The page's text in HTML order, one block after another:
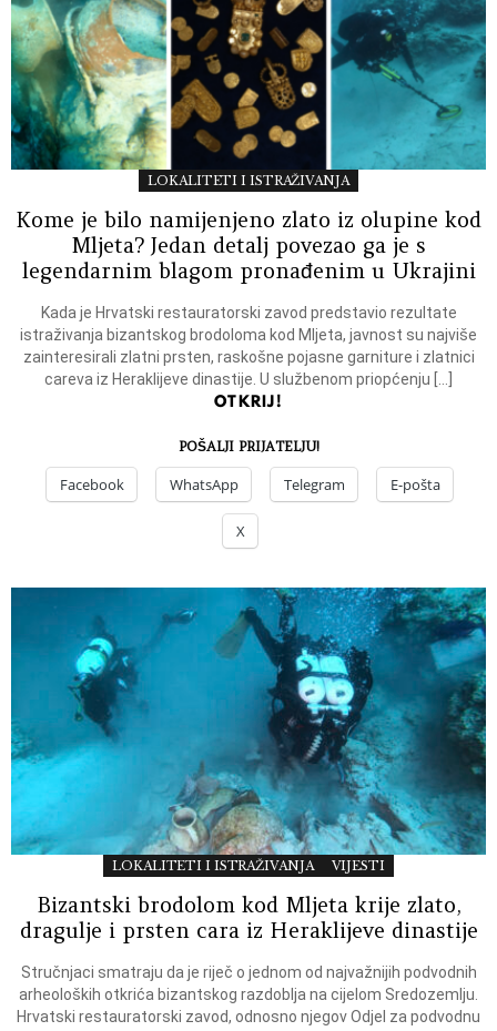
LOKALITETI I ISTRAŽIVANJA
Kome je bilo namijenjeno zlato iz olupine kod
Mljeta? Jedan detalj povezao ga je s
legendarnim blagom pronađenim u Ukrajini
Kada je Hrvatski restauratorski zavod predstavio rezultate
istraživanja bizantskog brodoloma kod Mljeta, javnost su najviše
zainteresirali zlatni prsten, raskošne pojasne garniture i zlatnici
careva iz Heraklijeve dinastije. U službenom priopćenju […]
OTKRIJ!
POŠALJI PRIJATELJU!
Facebook WhatsApp Telegram E-pošta
X
LOKALITETI I ISTRAŽIVANJA VIJESTI
Bizantski brodolom kod Mljeta krije zlato,
dragulje i prsten cara iz Heraklijeve dinastije
Stručnjaci smatraju da je riječ o jednom od najvažnijih podvodnih
arheoloških otkrića bizantskog razdoblja na cijelom Sredozemlju.
Hrvatski restauratorski zavod, odnosno njegov Odjel za podvodnu